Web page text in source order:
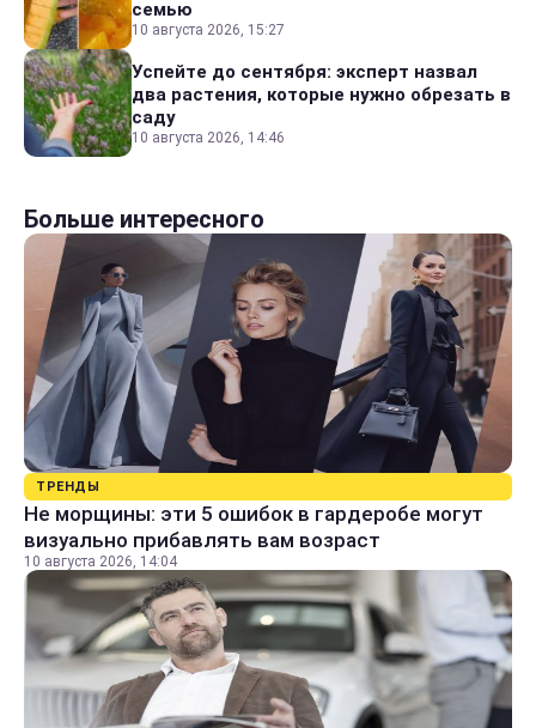
семью
10 августа 2026, 15:27
Успейте до сентября: эксперт назвал
два растения, которые нужно обрезать в
саду
10 августа 2026, 14:46
Больше интересного
ТРЕНДЫ
Не морщины: эти 5 ошибок в гардеробе могут
визуально прибавлять вам возраст
10 августа 2026, 14:04